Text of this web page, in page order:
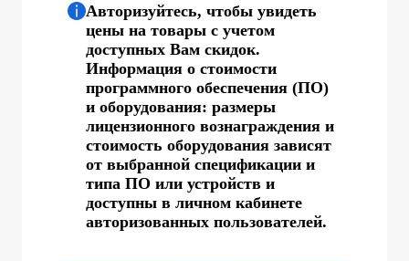
Авторизуйтесь, чтобы увидеть
цены на товары с учетом
доступных Вам скидок.
Информация о стоимости
программного обеспечения (ПО)
и оборудования: размеры
лицензионного вознаграждения и
стоимость оборудования зависят
от выбранной спецификации и
типа ПО или устройств и
доступны в личном кабинете
авторизованных пользователей.